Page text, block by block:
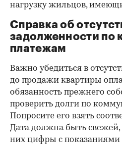
нагрузку жильцов,
Справка об
задолженности по
платежам
Важно убедиться в
до продажи квартиры
обязанность прежнего
проверить долги по
Попросите его взять
Дата должна быть свежей,
них цифры с показаниями